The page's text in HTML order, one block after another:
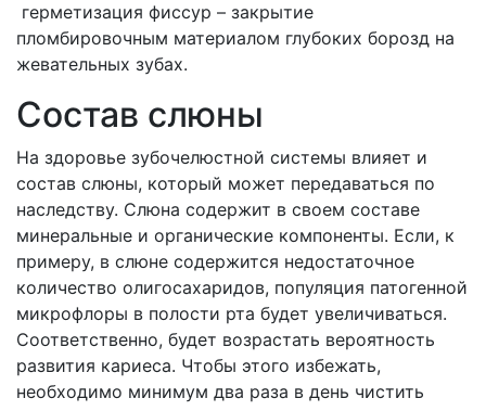
герметизация фиссур – закрытие
пломбировочным материалом глубоких борозд на
жевательных зубах.
Состав слюны
На здоровье зубочелюстной системы влияет и
состав слюны, который может передаваться по
наследству. Слюна содержит в своем составе
минеральные и органические компоненты. Если, к
примеру, в слюне содержится недостаточное
количество олигосахаридов, популяция патогенной
микрофлоры в полости рта будет увеличиваться.
Соответственно, будет возрастать вероятность
развития кариеса. Чтобы этого избежать,
необходимо минимум два раза в день чистить